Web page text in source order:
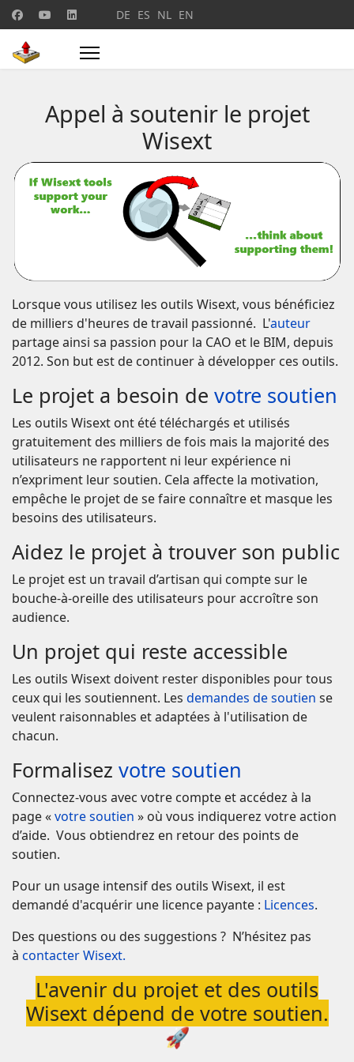
Sélectionnez votre langue
DE ES NL EN
Appel à soutenir le projet
Wisext
Lorsque vous utilisez les outils Wisext, vous bénéficiez
de milliers d'heures de travail passionné. L'auteur
partage ainsi sa passion pour la CAO et le BIM, depuis
2012. Son but est de continuer à développer ces outils.
Le projet a besoin de votre soutien
Les outils Wisext ont été téléchargés et utilisés
gratuitement des milliers de fois mais la majorité des
utilisateurs ne rapportent ni leur expérience ni
n’expriment leur soutien. Cela affecte la motivation,
empêche le projet de se faire connaître et masque les
besoins des utilisateurs.
Aidez le projet à trouver son public
Le projet est un travail d’artisan qui compte sur le
bouche-à-oreille des utilisateurs pour accroître son
audience.
Un projet qui reste accessible
Les outils Wisext doivent rester disponibles pour tous
ceux qui les soutiennent. Les demandes de soutien se
veulent raisonnables et adaptées à l'utilisation de
chacun.
Formalisez votre soutien
Connectez-vous avec votre compte et accédez à la
page «votre soutien » où vous indiquerez votre action
d’aide. Vous obtiendrez en retour des points de
soutien.
Pour un usage intensif des outils Wisext, il est
demandé d'acquérir une licence payante : Licences.
Des questions ou des suggestions ? N’hésitez pas
à contacter Wisext.
L'avenir du projet et des outils
Wisext dépend de votre soutien.
🚀